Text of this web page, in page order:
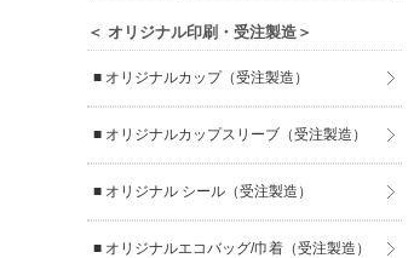
＜ オリジナル印刷・受注製造＞
■ オリジナルカップ（受注製造）
■ オリジナルカップスリーブ（受注製造）
■ オリジナル シール（受注製造）
■ オリジナルエコバッグ/巾着（受注製造）